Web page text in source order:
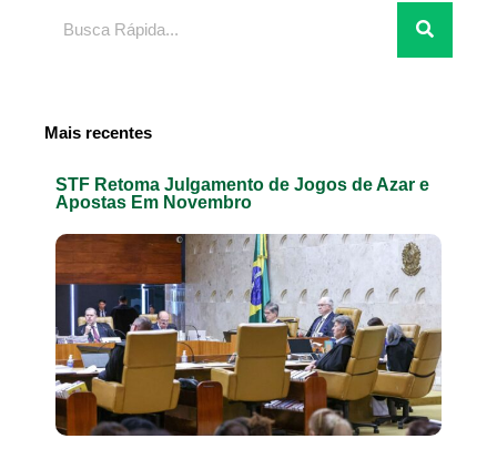
Mais recentes
STF Retoma Julgamento de Jogos de Azar e
Apostas Em Novembro